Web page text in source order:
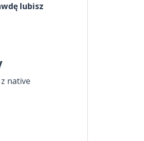
lubisz
native